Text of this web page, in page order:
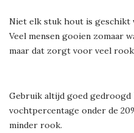
Niet elk stuk hout is geschikt
Veel mensen gooien zomaar
maar dat zorgt voor veel
Gebruik altijd goed gedroogd
vochtpercentage onder de
minder rook.